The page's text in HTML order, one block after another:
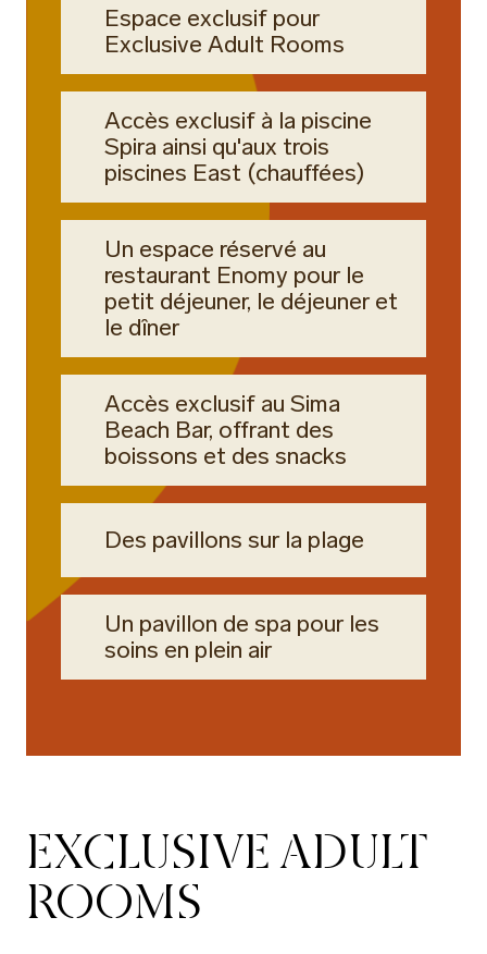
Espace exclusif pour
Exclusive Adult Rooms
Accès exclusif à la piscine
Spira ainsi qu'aux trois
piscines East (chauffées)
Un espace réservé au
restaurant Enomy pour le
petit déjeuner, le déjeuner et
le dîner
Accès exclusif au Sima
Beach Bar, offrant des
boissons et des snacks
Des pavillons sur la plage
Un pavillon de spa pour les
soins en plein air
EXCLUSIVE ADULT
ROOMS